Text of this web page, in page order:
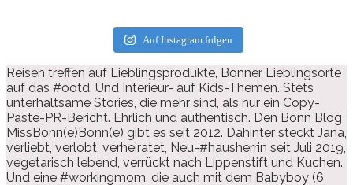
Auf Instagram folgen
Reisen treffen auf Lieblingsprodukte, Bonner Lieblingsorte
auf das #ootd. Und Interieur- auf Kids-Themen. Stets
unterhaltsame Stories, die mehr sind, als nur ein Copy-
Paste-PR-Bericht. Ehrlich und authentisch. Den Bonn Blog
MissBonn(e)Bonn(e) gibt es seit 2012. Dahinter steckt Jana,
verliebt, verlobt, verheiratet, Neu-#hausherrin seit Juli 2019,
vegetarisch lebend, verrückt nach Lippenstift und Kuchen.
Und eine #workingmom, die auch mit dem Babyboy (6